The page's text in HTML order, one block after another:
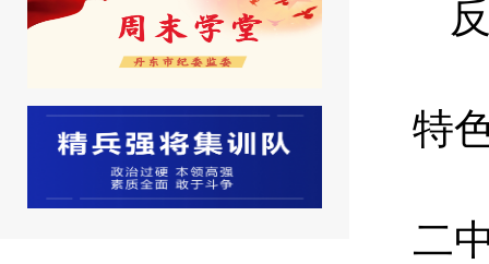
特
二